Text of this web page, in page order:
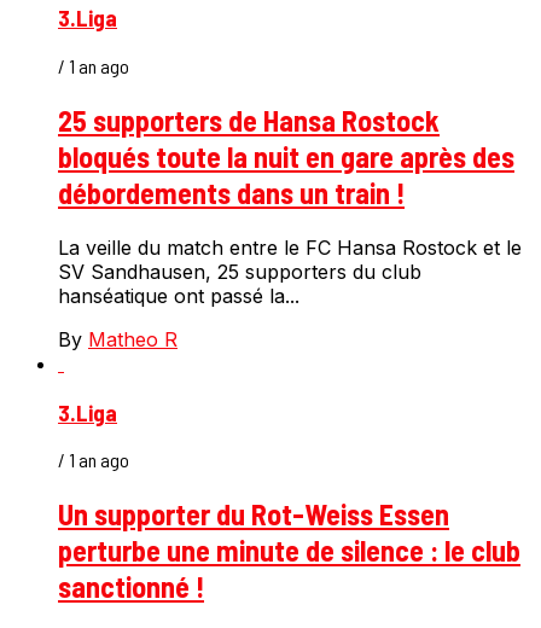
3.Liga
/ 1 an ago
25 supporters de Hansa Rostock
bloqués toute la nuit en gare après des
débordements dans un train !
La veille du match entre le FC Hansa Rostock et le
SV Sandhausen, 25 supporters du club
hanséatique ont passé la...
By Matheo R
3.Liga
/ 1 an ago
Un supporter du Rot-Weiss Essen
perturbe une minute de silence : le club
sanctionné !